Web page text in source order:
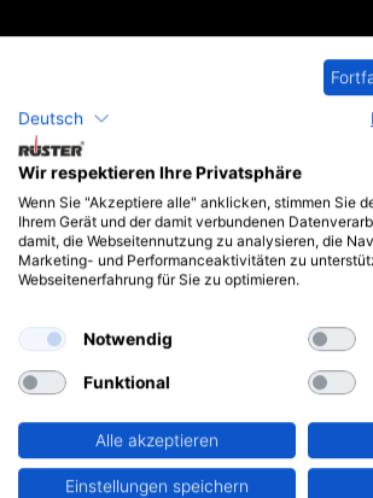
Typ I-BUZ201
Typ I-
Deutsch
Wir respektieren Ihre Privatsphäre
Wenn Sie "Akzeptiere alle" anklicken, stimmen Sie
Ihrem Gerät und der damit verbundenen
damit, die Webseitennutzung zu analysieren, die
Marketing- und Performanceaktivitäten zu
Webseitenerfahrung für Sie zu optimieren.
Notwendig
Funktional
Alle akzeptieren
Einstellungen speichern